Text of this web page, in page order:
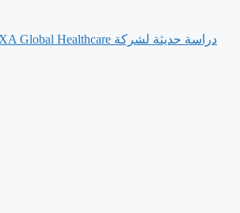
‫دراسة حديثة لشركة AXA Global Healthcare تكشف أن الرجال في دولة الإمارات العربية المتحدة أسرع في التعامل مع المشكلات التقنية من تعاملهم مع مشكلات الصحة النفسية